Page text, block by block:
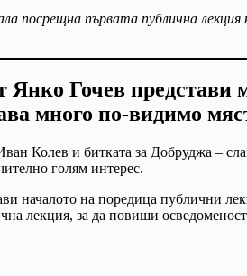
посрещна първата публична
Янко Гочев представи
много по-видимо
Колев и битката за Добруджа –
голям интерес.
началото на поредица публични
лекция, за да повиши